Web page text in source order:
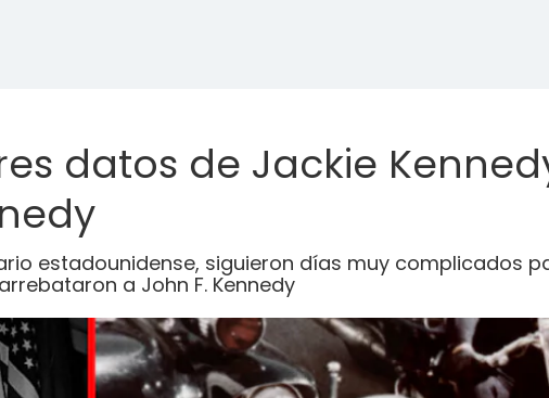
datos de Jackie
estadounidense, siguieron días muy complicados
a John F. Kennedy